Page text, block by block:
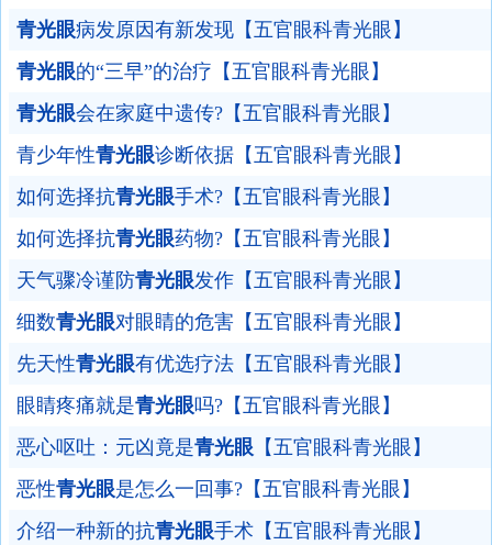
青光眼病发原因有新发现【五官眼科青光眼】
青光眼的“三早”的治疗【五官眼科青光眼】
青光眼会在家庭中遗传?【五官眼科青光眼】
青少年性青光眼诊断依据【五官眼科青光眼】
如何选择抗青光眼手术?【五官眼科青光眼】
如何选择抗青光眼药物?【五官眼科青光眼】
天气骤冷谨防青光眼发作【五官眼科青光眼】
细数青光眼对眼睛的危害【五官眼科青光眼】
先天性青光眼有优选疗法【五官眼科青光眼】
眼睛疼痛就是青光眼吗?【五官眼科青光眼】
恶心呕吐：元凶竟是青光眼 【五官眼科青光眼】
恶性青光眼是怎么一回事?【五官眼科青光眼】
介绍一种新的抗青光眼手术【五官眼科青光眼】